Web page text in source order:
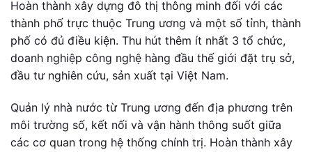
Hoàn thành xây dựng đô thị thông minh đối với các
thành phố trực thuộc Trung ương và một số tỉnh, thành
phố có đủ điều kiện. Thu hút thêm ít nhất 3 tổ chức,
doanh nghiệp công nghệ hàng đầu thế giới đặt trụ sở,
đầu tư nghiên cứu, sản xuất tại Việt Nam.
Quản lý nhà nước từ Trung ương đến địa phương trên
môi trường số, kết nối và vận hành thông suốt giữa
các cơ quan trong hệ thống chính trị. Hoàn thành xây